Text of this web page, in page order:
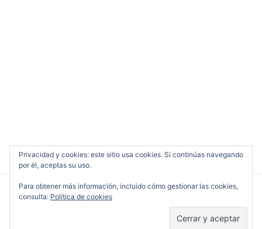
Privacidad y cookies: este sitio usa cookies. Si continúas navegando
por él, aceptas su uso.
Para obtener más información, incluido cómo gestionar las cookies,
consulta: Política de cookies